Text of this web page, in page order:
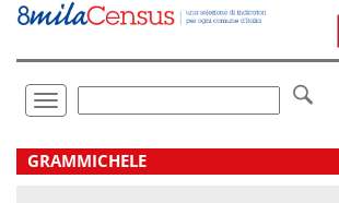
Vai
direttamente
Toggle
navigation
.
GRAMMICHELE